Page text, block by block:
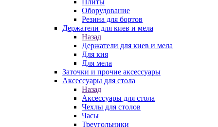
Плиты
Оборудование
Резина для бортов
Держатели для киев и мела
Назад
Держатели для киев и мела
Для кия
Для мела
Заточки и прочие аксессуары
Аксессуары для стола
Назад
Аксессуары для стола
Чехлы для столов
Часы
Треугольники